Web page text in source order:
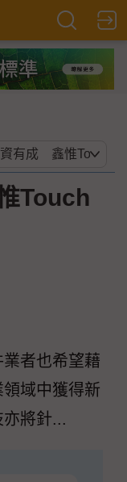
Touch
者也希望藉
域中獲得新
將針...